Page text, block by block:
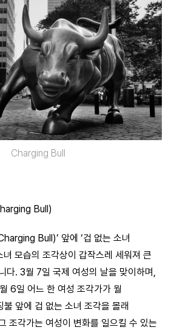
Charging Bull
Bull)
Bull)’ 앞에 ‘겁 없는 소녀
모습의 조각상이 갑작스레 세워져 큰
다. 3월 7일 국제 여성의 날을 맞이하며,
6일 어느 한 여성 조각가가 월
앞에 겁 없는 소녀 조각을 몰래
조각가는 여성이 변화를 일으킬 수 있는